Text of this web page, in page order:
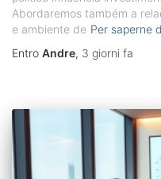
Abordaremos também a
e ambiente de Per saperne
Entro Andre, 3 giorni fa